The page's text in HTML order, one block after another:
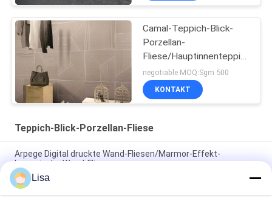
Camal-Teppich-Blick-
Porzellan-
Fliese/Hauptinnenteppich
deckt das bestätigte
CER mit Ziegeln
negotiable MOQ:Sgm 500
KONTAKT
Teppich-Blick-Porzellan-Fliese
Arpege Digital druckte Wand-Fliesen/Marmor-Effekt-
keramische Wand-Fliesen
Tintenstrahl-transparente Glasur-Teppich-Blick-Porzellan-
Fliesen-Innen- und Gebrauch im Freien
Lisa